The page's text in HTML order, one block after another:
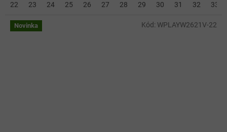
22 23 24 25 26 27 28 29 30 31 32 33
Novinka Kód: WPLAYW2621V-22